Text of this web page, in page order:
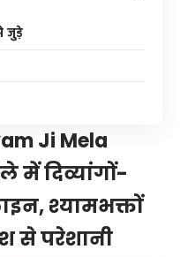
जुड़े
Ji Mela
में दिव्यांगों-
श्यामभक्तों
से परेशानी